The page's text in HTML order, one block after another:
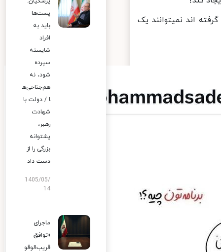
اند نمیتوانند یک
پست‌ها
باید به
افراد
شایسته
سپرده
شود، نه
هم‌جناحی‌ه
ا / دولت با
شهادت
رهبر،
پشتوانه
بزرگی را از
دست داد
1405/05/
14
ماجرای
«توافق
قریب‌الوقو